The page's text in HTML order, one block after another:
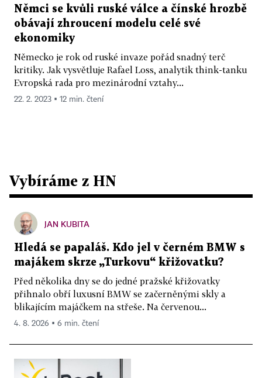
Němci se kvůli ruské válce a čínské hrozbě
obávají zhroucení modelu celé své
ekonomiky
Německo je rok od ruské invaze pořád snadný terč
kritiky. Jak vysvětluje Rafael Loss, analytik think-tanku
Evropská rada pro mezinárodní vztahy...
22. 2. 2023 ▪ 12 min. čtení
Vybíráme z HN
JAN KUBITA
Hledá se papaláš. Kdo jel v černém BMW s
majákem skrze „Turkovu“ křižovatku?
Před několika dny se do jedné pražské křižovatky
přihnalo obří luxusní BMW se začerněnými skly a
blikajícím majáčkem na střeše. Na červenou...
4. 8. 2026 ▪ 6 min. čtení